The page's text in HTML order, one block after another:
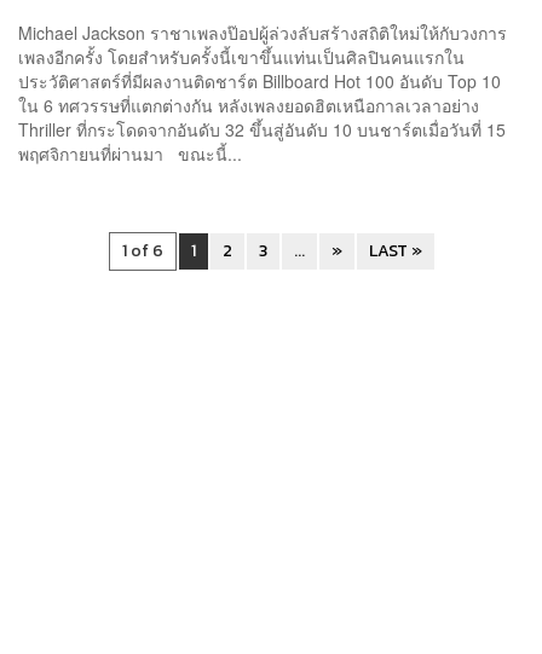
Michael Jackson ราชาเพลงป๊อปผู้ล่วงลับสร้างสถิติใหม่ให้กับวงการ
เพลงอีกครั้ง โดยสำหรับครั้งนี้เขาขึ้นแท่นเป็นศิลปินคนแรกใน
ประวัติศาสตร์ที่มีผลงานติดชาร์ต Billboard Hot 100 อันดับ Top 10
ใน 6 ทศวรรษที่แตกต่างกัน หลังเพลงยอดฮิตเหนือกาลเวลาอย่าง
Thriller ที่กระโดดจากอันดับ 32 ขึ้นสู่อันดับ 10 บนชาร์ตเมื่อวันที่ 15
พฤศจิกายนที่ผ่านมา ขณะนี้...
1 of 6 1 2 3 ... » LAST »